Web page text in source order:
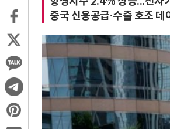
중국 신용공급·수출 호조